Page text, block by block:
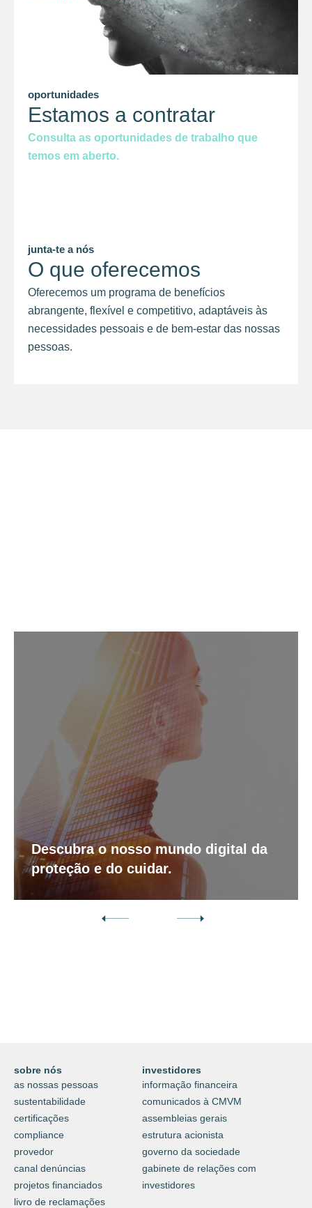
oportunidades
Estamos a contratar
Consulta as oportunidades de trabalho que
temos em aberto.
junta-te a nós
O que oferecemos
Oferecemos um programa de benefícios
abrangente, flexível e competitivo, adaptáveis às
necessidades pessoais e de bem-estar das nossas
pessoas.
Descubra o nosso mundo digital da
proteção e do cuidar.
sobre nós
as nossas pessoas
sustentabilidade
certificações
compliance
provedor
canal denúncias
projetos financiados
livro de reclamações
investidores
informação financeira
comunicados à CMVM
assembleias gerais
estrutura acionista
governo da sociedade
gabinete de relações com
investidores